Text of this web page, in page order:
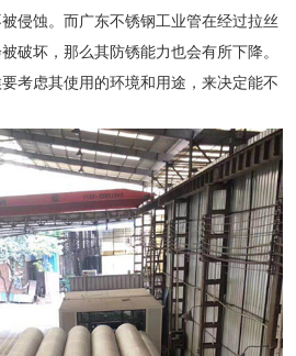
侵蚀。而广东不锈钢工业管在经过拉丝
破坏，那么其防锈能力也会有所下降。
考虑其使用的环境和用途，来决定能不